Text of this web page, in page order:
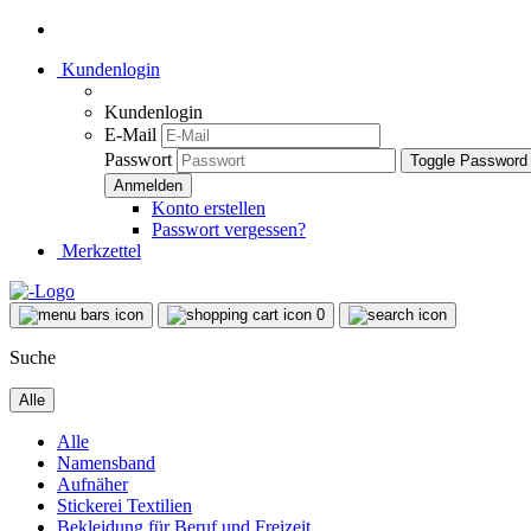
Kundenlogin
Kundenlogin
E-Mail
Passwort
Toggle
Konto erstellen
Passwort vergessen?
Merkzettel
0
Suche
Alle
Alle
Namensband
Aufnäher
Stickerei Textilien
Bekleidung für Beruf und Freizeit